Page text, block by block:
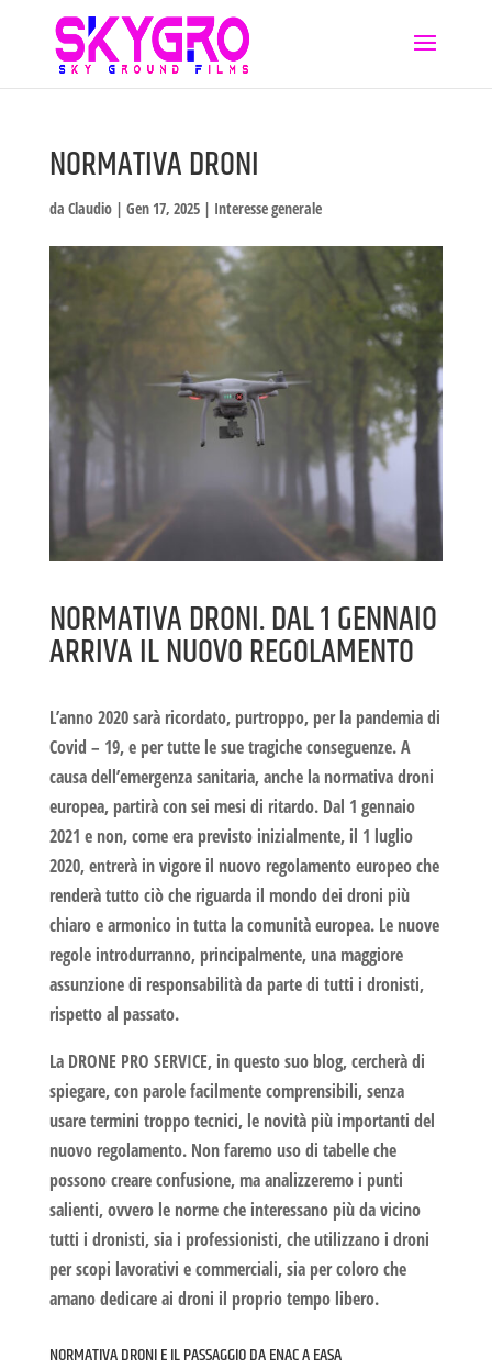
NORMATIVA DRONI
da Claudio| Gen 17, 2025| Interesse generale
NORMATIVA DRONI. DAL 1 GENNAIO
ARRIVA IL NUOVO REGOLAMENTO
L’anno 2020 sarà ricordato, purtroppo, per la pandemia di
Covid – 19, e per tutte le sue tragiche conseguenze. A
causa dell’emergenza sanitaria, anche la normativa droni
europea, partirà con sei mesi di ritardo. Dal 1 gennaio
2021 e non, come era previsto inizialmente, il 1 luglio
2020, entrerà in vigore il nuovo regolamento europeo che
renderà tutto ciò che riguarda il mondo dei droni più
chiaro e armonico in tutta la comunità europea. Le nuove
regole introdurranno, principalmente, una maggiore
assunzione di responsabilità da parte di tutti i dronisti,
rispetto al passato.
La DRONE PRO SERVICE, in questo suo blog, cercherà di
spiegare, con parole facilmente comprensibili, senza
usare termini troppo tecnici, le novità più importanti del
nuovo regolamento. Non faremo uso di tabelle che
possono creare confusione, ma analizzeremo i punti
salienti, ovvero le norme che interessano più da vicino
tutti i dronisti, sia i professionisti, che utilizzano i droni
per scopi lavorativi e commerciali, sia per coloro che
amano dedicare ai droni il proprio tempo libero.
NORMATIVA DRONI E IL PASSAGGIO DA ENAC A EASA